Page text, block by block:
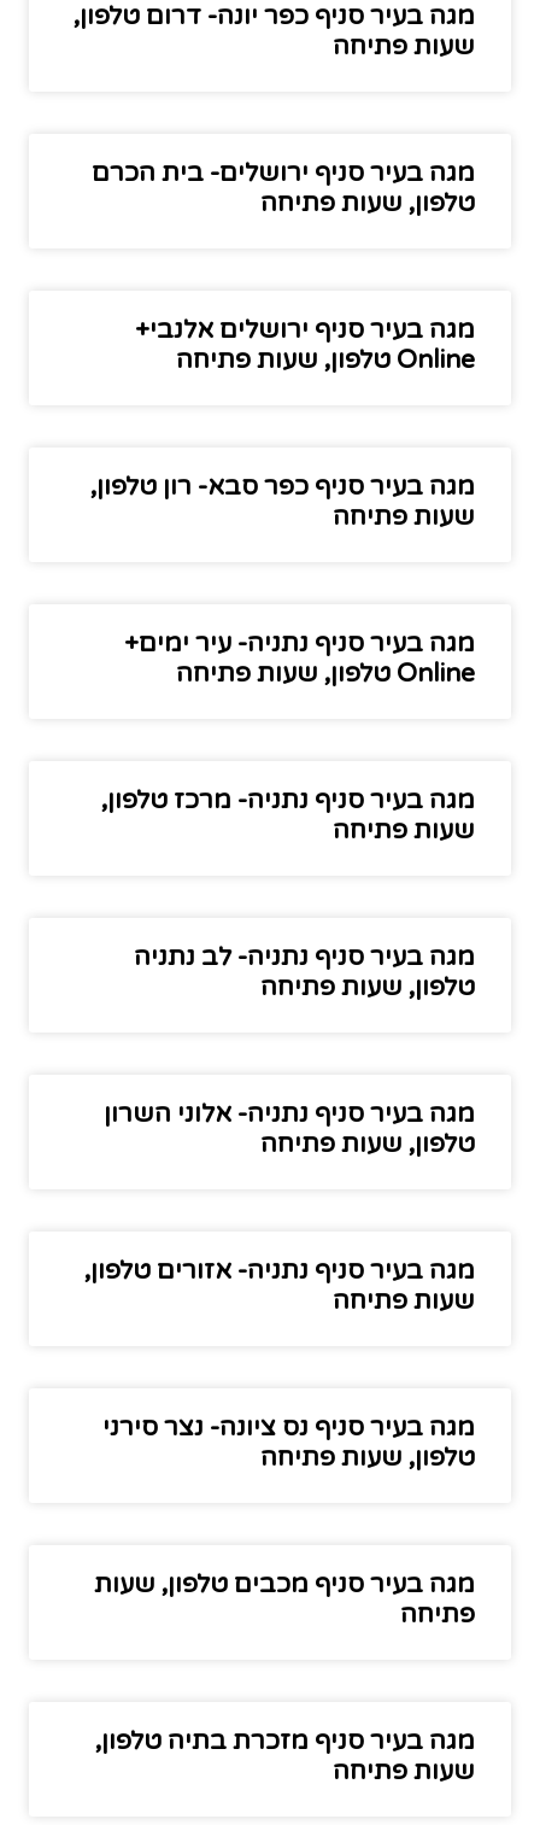
מגה בעיר סניף כפר יונה- דרום טלפון,
שעות פתיחה
מגה בעיר סניף ירושלים- בית הכרם
טלפון, שעות פתיחה
מגה בעיר סניף ירושלים אלנבי+
Online טלפון, שעות פתיחה
מגה בעיר סניף כפר סבא- רון טלפון,
שעות פתיחה
מגה בעיר סניף נתניה- עיר ימים+
Online טלפון, שעות פתיחה
מגה בעיר סניף נתניה- מרכז טלפון,
שעות פתיחה
מגה בעיר סניף נתניה- לב נתניה
טלפון, שעות פתיחה
מגה בעיר סניף נתניה- אלוני השרון
טלפון, שעות פתיחה
מגה בעיר סניף נתניה- אזורים טלפון,
שעות פתיחה
מגה בעיר סניף נס ציונה- נצר סירני
טלפון, שעות פתיחה
מגה בעיר סניף מכבים טלפון, שעות
פתיחה
מגה בעיר סניף מזכרת בתיה טלפון,
שעות פתיחה